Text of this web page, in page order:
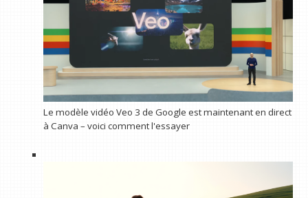
Le modèle vidéo Veo 3 de Google est maintenant en direct
à Canva – voici comment l'essayer